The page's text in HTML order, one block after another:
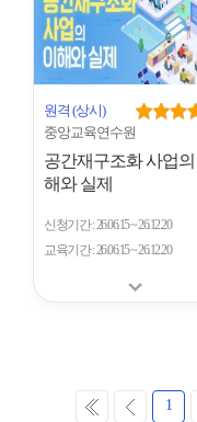
원격 (상시)
중앙교육연수원
공간재구조화 사업의
해와 실제
신청기간 26.06.15 ~ 26.12.20
교육기간 26.06.15 ~ 26.12.20
처 이 1